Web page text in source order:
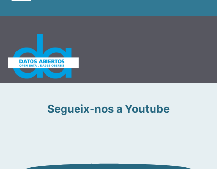
Segueix-nos a Youtube